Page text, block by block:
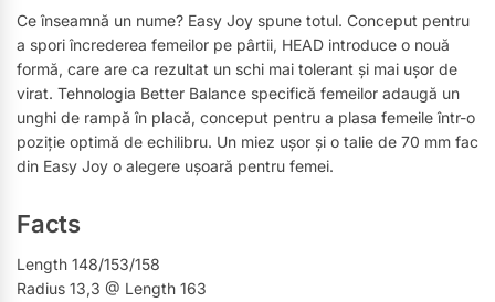
Ce înseamnă un nume? Easy Joy spune totul. Conceput pentru
a spori încrederea femeilor pe pârtii, HEAD introduce o nouă
formă, care are ca rezultat un schi mai tolerant și mai ușor de
virat. Tehnologia Better Balance specifică femeilor adaugă un
unghi de rampă în placă, conceput pentru a plasa femeile într-o
poziție optimă de echilibru. Un miez ușor și o talie de 70 mm fac
din Easy Joy o alegere ușoară pentru femei.
Facts
Length 148/153/158
Radius 13,3 @ Length 163